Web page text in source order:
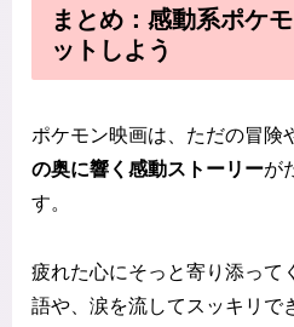
まとめ：感動系ポケ
ットしよう
ポケモン映画は、ただの冒険
の奥に響く感動ストーリーが
す。
疲れた心にそっと寄り添って
語や、涙を流してスッキリで